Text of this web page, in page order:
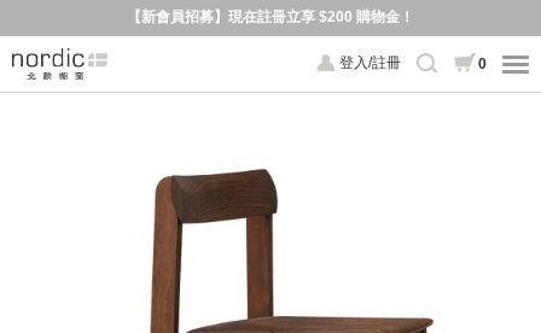
【新會員招募】現在註冊立享 $200 購物金！
登入/註冊 0